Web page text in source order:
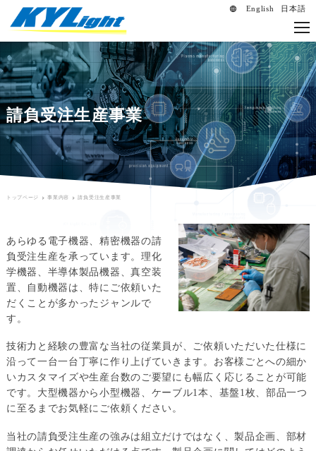
language English 日本語
請負受注生産事業
トップページ 事業内容 請負受注生産事業
あらゆる電子機器、精密機器の請
負受注生産を承っています。理化
学機器、半導体製品機器、真空装
置、自動機器は、特にご依頼いた
だくことが多かったジャンルで
す。
技術力と経験の豊富な当社の従業員が、ご依頼いただいた仕様に
沿って一台一台丁寧に作り上げていきます。お客様ごとへの細か
いカスタマイズや生産台数のご要望にも幅広く応じることが可能
です。大型機器から小型機器、ケーブル1本、基盤1枚、部品一つ
に至るまでお気軽にご依頼ください。
当社の請負受注生産の強みは組立だけではなく、製品企画、部材